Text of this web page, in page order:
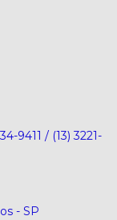
9411 / (13) 3221-
- SP